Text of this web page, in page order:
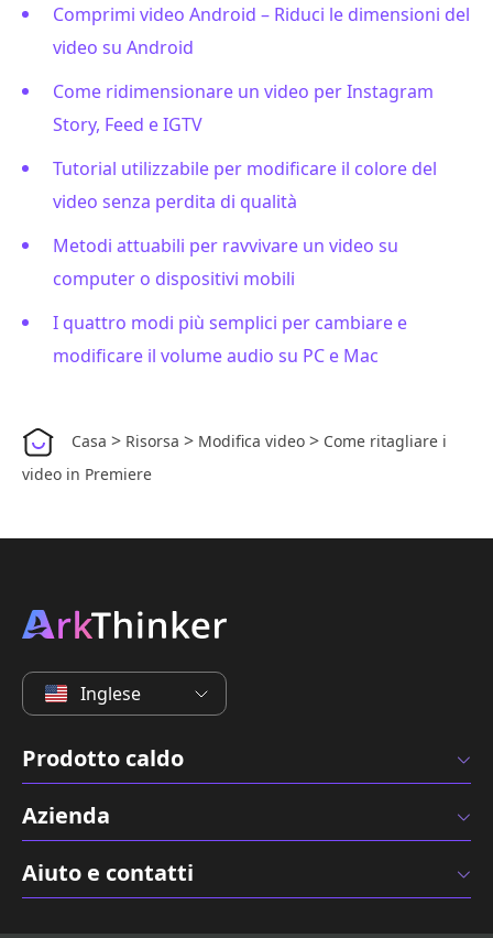
Comprimi video Android – Riduci le dimensioni del
video su Android
Come ridimensionare un video per Instagram
Story, Feed e IGTV
Tutorial utilizzabile per modificare il colore del
video senza perdita di qualità
Metodi attuabili per ravvivare un video su
computer o dispositivi mobili
I quattro modi più semplici per cambiare e
modificare il volume audio su PC e Mac
Casa > Risorsa > Modifica video > Come ritagliare i
video in Premiere
Inglese
Prodotto caldo
Azienda
Aiuto e contatti